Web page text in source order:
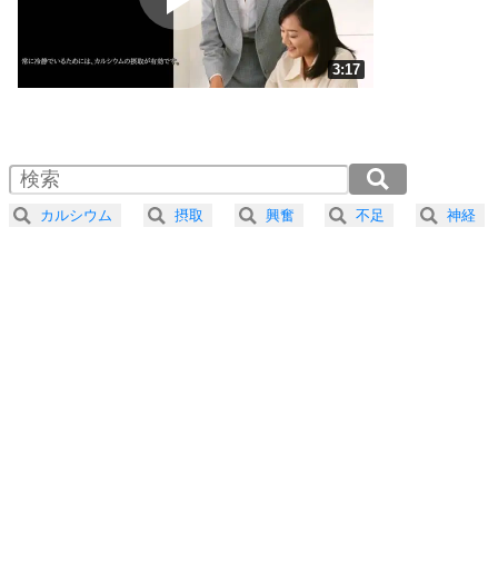
ストレス対策
人生、なんとかなるもの。
気楽に生きる30の方法
4 器の大きい人は、怒りを優しさで表現する。
3:17
2.0倍速 （386KB 1分38秒）
2.5倍速 （309KB 1分18秒）
3.0倍速 （258KB 1分5秒）
カルシウム 摂取 興奮 不足 神経